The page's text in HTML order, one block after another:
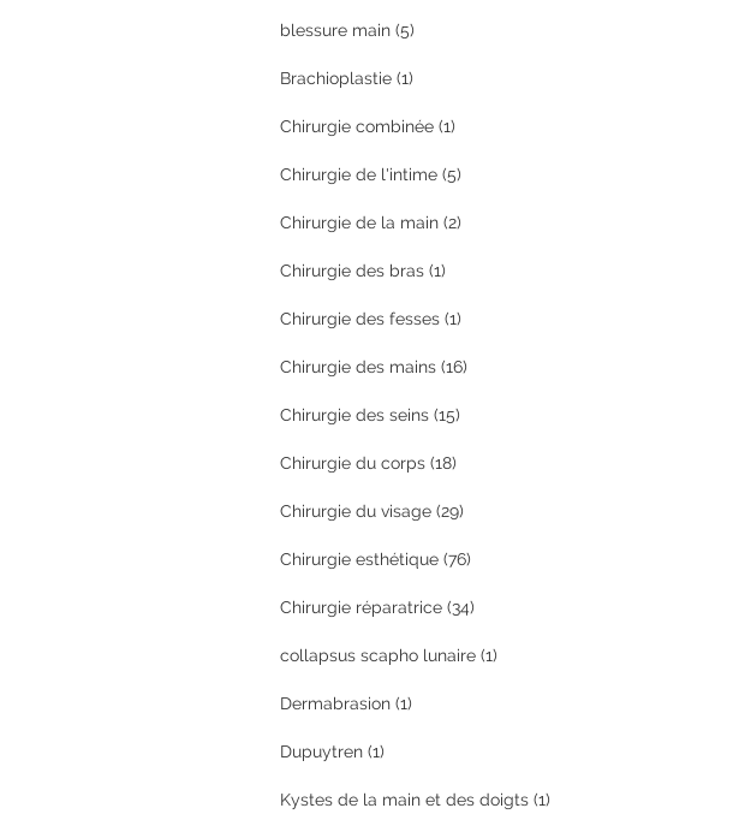
blessure main (5)
Brachioplastie (1)
Chirurgie combinée (1)
Chirurgie de l'intime (5)
Chirurgie de la main (2)
Chirurgie des bras (1)
Chirurgie des fesses (1)
Chirurgie des mains (16)
Chirurgie des seins (15)
Chirurgie du corps (18)
Chirurgie du visage (29)
Chirurgie esthétique (76)
Chirurgie réparatrice (34)
collapsus scapho lunaire (1)
Dermabrasion (1)
Dupuytren (1)
Kystes de la main et des doigts (1)